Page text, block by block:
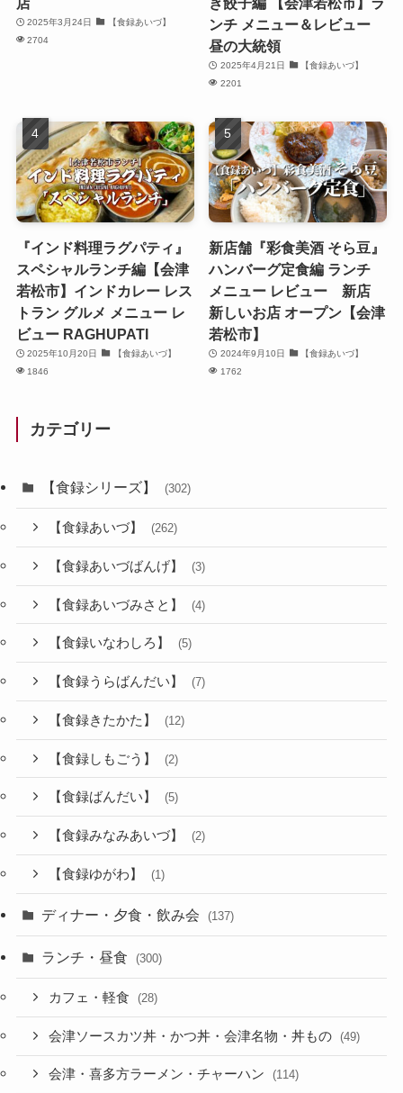
2025年3月24日
【食録あいづ】
2704
ンチ メニュー＆レビュー
昼の大統領
2025年4月21日
【食録あいづ】
2201
『インド料理ラグパティ』
スペシャルランチ編【会津
若松市】インドカレー レス
トラン グルメ メニュー レ
ビュー RAGHUPATI
2025年10月20日
【食録あいづ】
1846
新店舗『彩食美酒 そら豆』
ハンバーグ定食編 ランチ
メニュー レビュー 新店
新しいお店 オープン【会津
若松市】
2024年9月10日
【食録あいづ】
1762
カテゴリー
【食録シリーズ】 (302)
【食録あいづ】 (262)
【食録あいづばんげ】 (3)
【食録あいづみさと】 (4)
【食録いなわしろ】 (5)
【食録うらばんだい】 (7)
【食録きたかた】 (12)
【食録しもごう】 (2)
【食録ばんだい】 (5)
【食録みなみあいづ】 (2)
【食録ゆがわ】 (1)
ディナー・夕食・飲み会 (137)
ランチ・昼食 (300)
カフェ・軽食 (28)
会津ソースカツ丼・かつ丼・会津名物・丼もの (49)
会津・喜多方ラーメン・チャーハン (114)